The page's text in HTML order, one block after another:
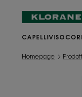
CAPELLIVISO
Homepage